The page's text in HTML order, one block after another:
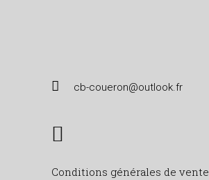
cb-coueron@outlook.fr
Conditions générales de vente